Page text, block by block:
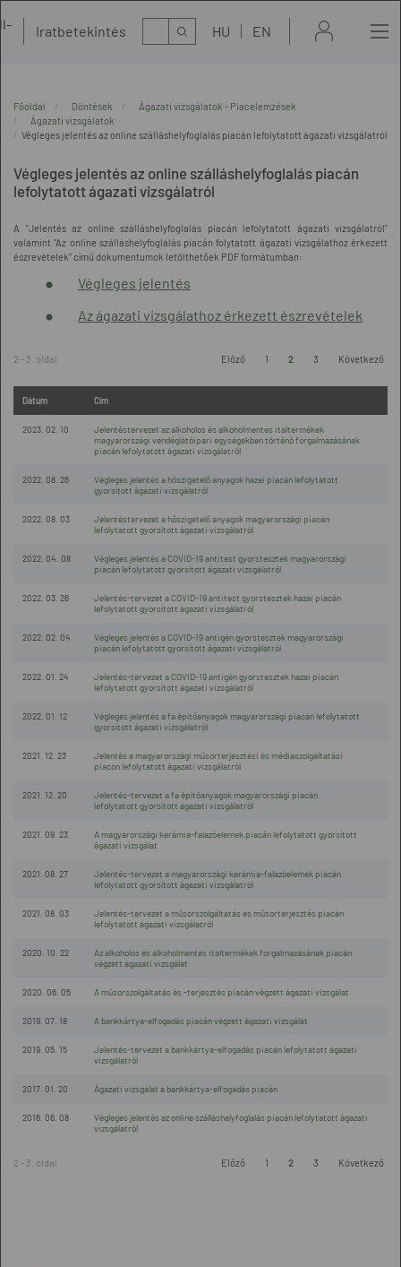
Iratbetekintés Kereső HU EN
Főoldal Döntések
Ágazati vizsgálatok - Piacelemzések
Ágazati vizsgálatok
Végleges jelentés az online szálláshelyfoglalás piacán lefolytatott ágazati vizsgálatról
Végleges jelentés az online szálláshelyfoglalás piacán
lefolytatott ágazati vizsgálatról
A "Jelentés az online szálláshelyfoglalás piacán lefolytatott ágazati vizsgálatról"
valamint "Az online szálláshelyfoglalás piacán folytatott ágazati vizsgálathoz érkezett
észrevételek" című dokumentumok letölthetőek PDF formátumban:
Végleges jelentés
Az ágazati vizsgálathoz érkezett észrevételek
2 - 3. oldal Előző 1 2 3 Következő
Dátum Cím
2023. 02. 10
Jelentéstervezet az alkoholos és alkoholmentes italtermékek
magyarországi vendéglátóipari egységekben történő forgalmazásának
piacán lefolytatott ágazati vizsgálatról
2022. 08. 26
Végleges jelentés a hőszigetelő anyagok hazai piacán lefolytatott
gyorsított ágazati vizsgálatról
2022. 08. 03
Jelentéstervezet a hőszigetelő anyagok magyarországi piacán
lefolytatott gyorsított ágazati vizsgálatról
2022. 04. 08
Végleges jelentés a COVID-19 antitest gyorstesztek magyarországi
piacán lefolytatott gyorsított ágazati vizsgálatról
2022. 03. 26
Jelentés-tervezet a COVID-19 antitest gyorstesztek hazai piacán
lefolytatott gyorsított ágazati vizsgálatról
2022. 02. 04
Végleges jelentés a COVID-19 antigén gyorstesztek magyarországi
piacán lefolytatott gyorsított ágazati vizsgálatról
2022. 01. 24
Jelentés-tervezet a COVID-19 antigén gyorstesztek hazai piacán
lefolytatott gyorsított ágazati vizsgálatról
2022. 01. 12
Végleges jelentés a fa építőanyagok magyarországi piacán lefolytatott
gyorsított ágazati vizsgálatról
2021. 12. 23
Jelentés a magyarországi műsorterjesztési és médiaszolgáltatási
piacon lefolytatott ágazati vizsgálatról
2021. 12. 20
Jelentés-tervezet a fa építőanyagok magyarországi piacán
lefolytatott gyorsított ágazati vizsgálatról
2021. 09. 23
A magyarországi kerámia-falazóelemek piacán lefolytatott gyorsított
ágazati vizsgálat
2021. 08. 27
Jelentés-tervezet a magyarországi kerámia-falazóelemek piacán
lefolytatott gyorsított ágazati vizsgálatról
2021. 08. 03
Jelentés-tervezet a műsorszolgáltatás és műsorterjesztés piacán
lefolytatott ágazati vizsgálatról
2020. 10. 22
Az alkoholos és alkoholmentes italtermékek forgalmazásának piacán
végzett ágazati vizsgálat
2020. 06. 05 A műsorszolgáltatás és -terjesztés piacán végzett ágazati vizsgálat
2019. 07. 18 A bankkártya-elfogadás piacán végzett ágazati vizsgálat
2019. 05. 15
Jelentés-tervezet a bankkártya-elfogadás piacán lefolytatott ágazati
vizsgálatról
2017. 01. 20 Ágazati vizsgálat a bankkártya-elfogadás piacán
2016. 06. 08
Végleges jelentés az online szálláshelyfoglalás piacán lefolytatott ágazati
vizsgálatról
2 - 3. oldal Előző 1 2 3 Következő